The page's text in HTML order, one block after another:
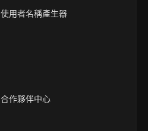
使用者名稱產生器
合作夥伴中心